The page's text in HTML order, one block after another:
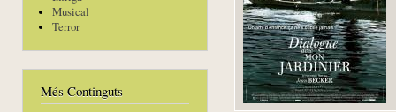
Musical
Terror
Més Continguts